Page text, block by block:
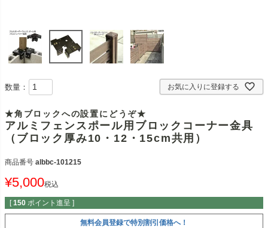
お気に入りに登録する
数量：
★角ブロックへの設置にどうぞ★
アルミフェンスポール用ブロックコーナー金具
（ブロック厚み10・12・15cm共用）
商品番号 albbc-101215
¥5,000税込
[ 150 ポイント進呈 ]
無料会員登録で特別割引価格へ！